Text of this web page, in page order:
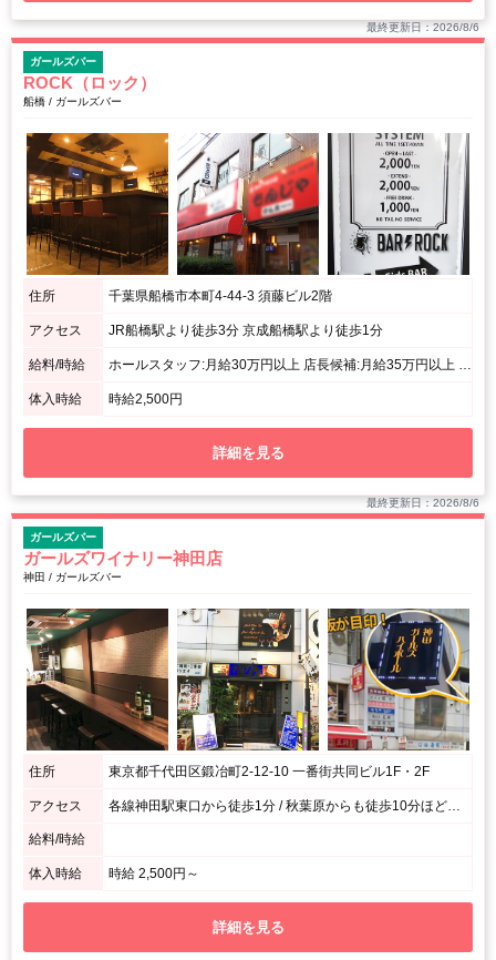
最終更新日：2026/8/6
ガールズバー
ROCK（ロック）
船橋 / ガールズバー
住所 千葉県船橋市本町4-44-3 須藤ビル2階
アクセス JR船橋駅より徒歩3分 京成船橋駅より徒歩1分
給料/時給 ホールスタッフ:月給30万円以上 店長候補:月給35万円以上 ※半年間で月給50万円以上可能！
体入時給 時給2,500円
詳細を見る
最終更新日：2026/8/6
ガールズバー
ガールズワイナリー神田店
神田 / ガールズバー
住所 東京都千代田区鍛冶町2-12-10 一番街共同ビル1F・2F
アクセス 各線神田駅東口から徒歩1分 / 秋葉原からも徒歩10分ほどです
給料/時給
体入時給 時給 2,500円～
詳細を見る